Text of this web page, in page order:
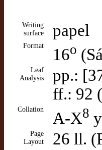
Writing
surface
papel
Format 16o
Leaf
Analysis
pp.:
ff.: 92
Collation A-X8
Page
Layout
26 ll.